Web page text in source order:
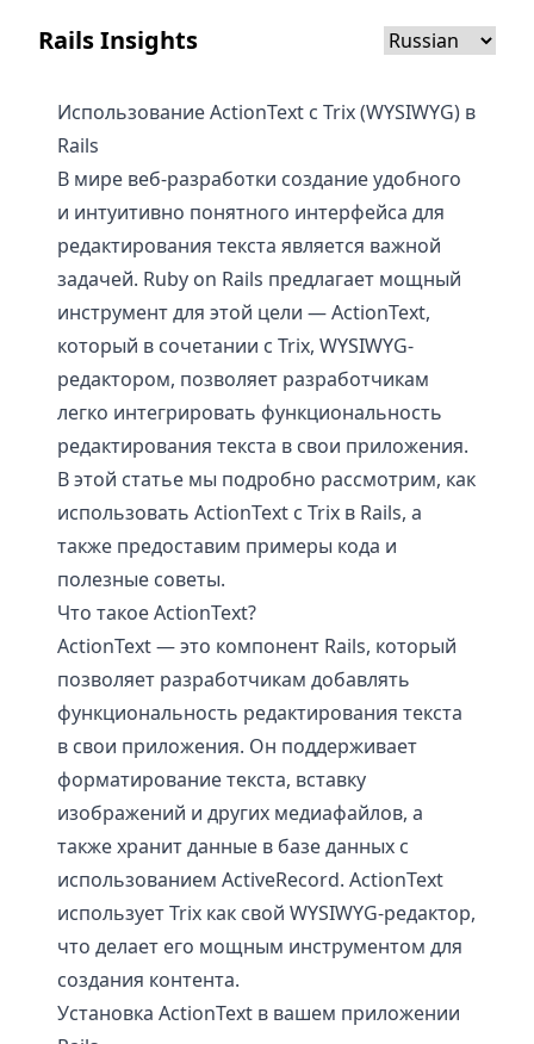
Rails Insights
Использование ActionText с Trix (WYSIWYG) в
Rails
В мире веб-разработки создание удобного
и интуитивно понятного интерфейса для
редактирования текста является важной
задачей. Ruby on Rails предлагает мощный
инструмент для этой цели — ActionText,
который в сочетании с Trix, WYSIWYG-
редактором, позволяет разработчикам
легко интегрировать функциональность
редактирования текста в свои приложения.
В этой статье мы подробно рассмотрим, как
использовать ActionText с Trix в Rails, а
также предоставим примеры кода и
полезные советы.
Что такое ActionText?
ActionText — это компонент Rails, который
позволяет разработчикам добавлять
функциональность редактирования текста
в свои приложения. Он поддерживает
форматирование текста, вставку
изображений и других медиафайлов, а
также хранит данные в базе данных с
использованием ActiveRecord. ActionText
использует Trix как свой WYSIWYG-редактор,
что делает его мощным инструментом для
создания контента.
Установка ActionText в вашем приложении